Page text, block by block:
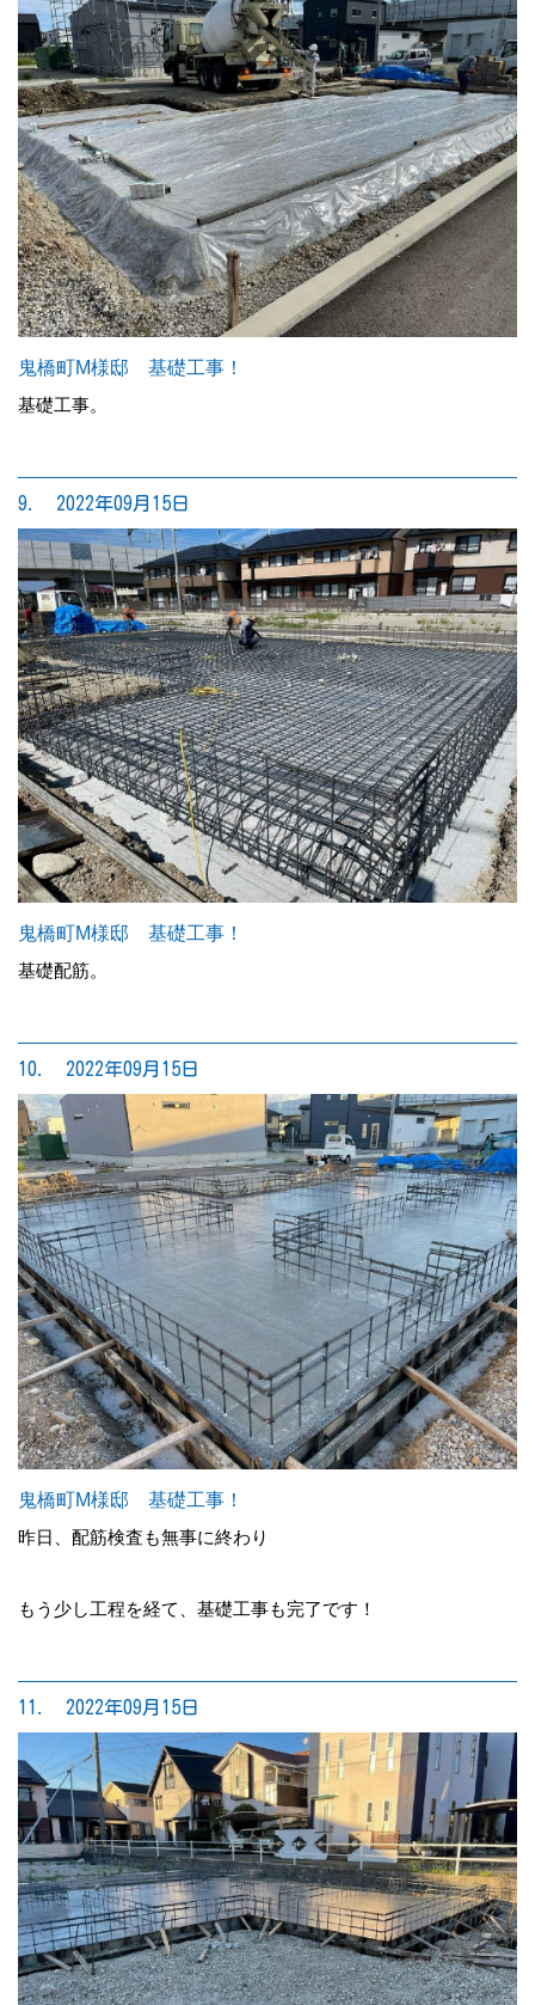
鬼橋町M様邸 基礎工事！
基礎工事。
9. 2022年09月15日
鬼橋町M様邸 基礎工事！
基礎配筋。
10. 2022年09月15日
鬼橋町M様邸 基礎工事！
昨日、配筋検査も無事に終わり
もう少し工程を経て、基礎工事も完了です！
11. 2022年09月15日